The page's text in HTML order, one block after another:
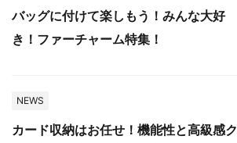
バッグに付けて楽しもう！みんな大好
き！ファーチャーム特集！
NEWS
カード収納はお任せ！機能性と高級感ク